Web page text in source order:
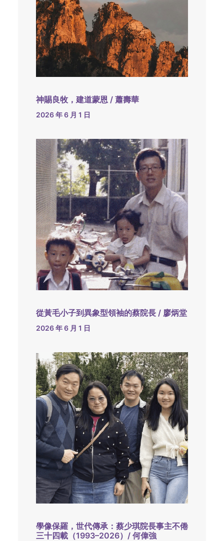
神賜良牧，建道蒙恩 / 蕭壽華
2026 年 6 月 1 日
從黃毛小子到異象型領袖的蔡院長 / 廖炳堂
2026 年 6 月 1 日
學像保羅，世代傳承：蔡少琪院長事主不倦
三十四載（1993–2026）/ 何偉強